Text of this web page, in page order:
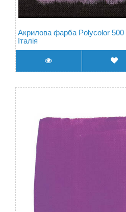
Акрилова фарба Polycolor 500
Італія